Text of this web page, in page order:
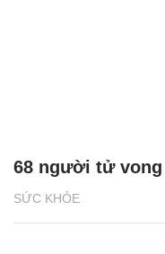
SỨC KHỎE
68 người tử vong